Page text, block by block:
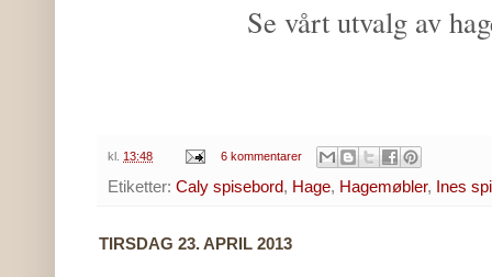
Se vårt utvalg av
kl. 13:48 6 kommentarer
Etiketter: Caly spisebord, Hage, Hagemøbler, Ines
TIRSDAG 23. APRIL 2013